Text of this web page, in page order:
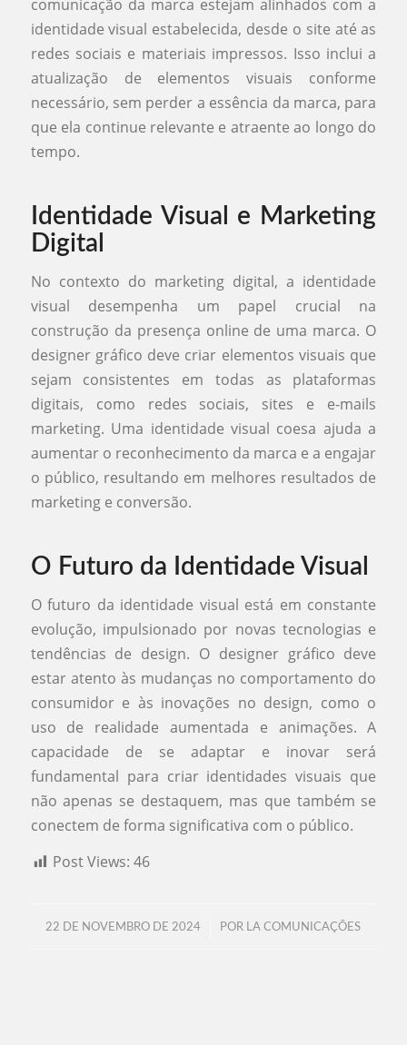
comunicação da marca estejam alinhados com a
identidade visual estabelecida, desde o site até as
redes sociais e materiais impressos. Isso inclui a
atualização de elementos visuais conforme
necessário, sem perder a essência da marca, para
que ela continue relevante e atraente ao longo do
tempo.
Identidade Visual e Marketing
Digital
No contexto do marketing digital, a identidade
visual desempenha um papel crucial na
construção da presença online de uma marca. O
designer gráfico deve criar elementos visuais que
sejam consistentes em todas as plataformas
digitais, como redes sociais, sites e e-mails
marketing. Uma identidade visual coesa ajuda a
aumentar o reconhecimento da marca e a engajar
o público, resultando em melhores resultados de
marketing e conversão.
O Futuro da Identidade Visual
O futuro da identidade visual está em constante
evolução, impulsionado por novas tecnologias e
tendências de design. O designer gráfico deve
estar atento às mudanças no comportamento do
consumidor e às inovações no design, como o
uso de realidade aumentada e animações. A
capacidade de se adaptar e inovar será
fundamental para criar identidades visuais que
não apenas se destaquem, mas que também se
conectem de forma significativa com o público.
Post Views: 46
22 DE NOVEMBRO DE 2024
/ POR LA COMUNICAÇÕES